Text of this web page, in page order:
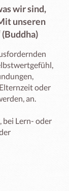
wir sind,
unseren
oder
an.
Lern- oder